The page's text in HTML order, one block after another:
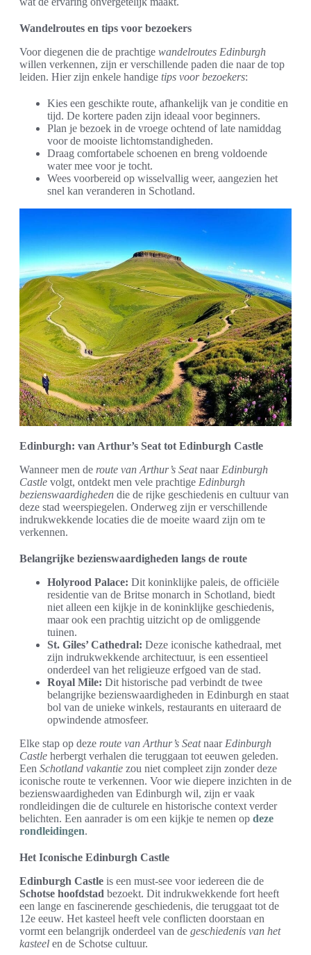
Wandelroutes en tips voor bezoekers
Voor diegenen die de prachtige wandelroutes Edinburgh
willen verkennen, zijn er verschillende paden die naar de top
leiden. Hier zijn enkele handige tips voor bezoekers:
Kies een geschikte route, afhankelijk van je conditie en
tijd. De kortere paden zijn ideaal voor beginners.
Plan je bezoek in de vroege ochtend of late namiddag
voor de mooiste lichtomstandigheden.
Draag comfortabele schoenen en breng voldoende
water mee voor je tocht.
Wees voorbereid op wisselvallig weer, aangezien het
snel kan veranderen in Schotland.
Edinburgh: van Arthur’s Seat tot Edinburgh Castle
Wanneer men de route van Arthur’s Seatnaar Edinburgh
Castle volgt, ontdekt men vele prachtige Edinburgh
bezienswaardigheden die de rijke geschiedenis en cultuur van
deze stad weerspiegelen. Onderweg zijn er verschillende
indrukwekkende locaties die de moeite waard zijn om te
verkennen.
Belangrijke bezienswaardigheden langs de route
Holyrood Palace: Dit koninklijke paleis, de officiële
residentie van de Britse monarch in Schotland, biedt
niet alleen een kijkje in de koninklijke geschiedenis,
maar ook een prachtig uitzicht op de omliggende
tuinen.
St. Giles’ Cathedral: Deze iconische kathedraal, met
zijn indrukwekkende architectuur, is een essentieel
onderdeel van het religieuze erfgoed van de stad.
Royal Mile: Dit historische pad verbindt de twee
belangrijke bezienswaardigheden in Edinburgh en staat
bol van de unieke winkels, restaurants en uiteraard de
opwindende atmosfeer.
Elke stap op deze route van Arthur’s Seatnaar Edinburgh
Castle herbergt verhalen die teruggaan tot eeuwen geleden.
Een Schotland vakantie zou niet compleet zijn zonder deze
iconische route te verkennen. Voor wie diepere inzichten in de
bezienswaardigheden van Edinburgh wil, zijn er vaak
rondleidingen die de culturele en historische context verder
belichten. Een aanrader is om een kijkje te nemen op deze
rondleidingen.
Het Iconische Edinburgh Castle
Edinburgh Castle is een must-see voor iedereen die de
Schotse hoofdstad bezoekt. Dit indrukwekkende fort heeft
een lange en fascinerende geschiedenis, die teruggaat tot de
12e eeuw. Het kasteel heeft vele conflicten doorstaan en
vormt een belangrijk onderdeel van de geschiedenis van het
kasteel en de Schotse cultuur.